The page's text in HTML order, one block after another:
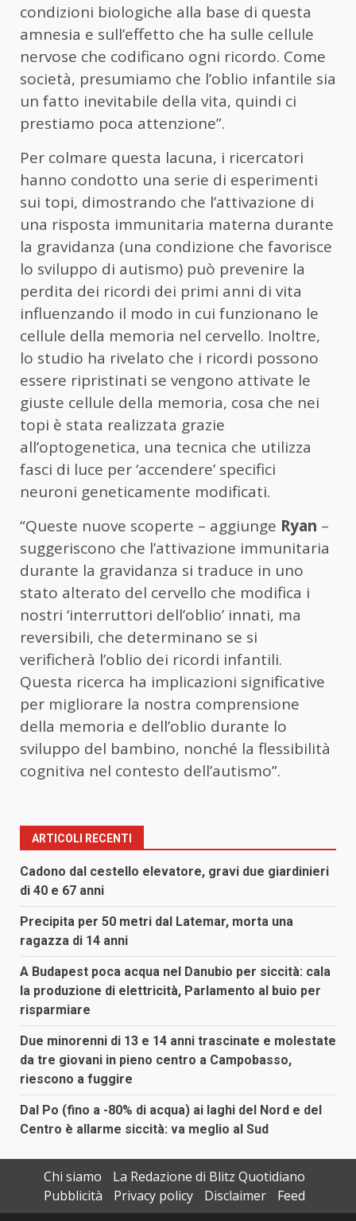
condizioni biologiche alla base di questa
amnesia e sull’effetto che ha sulle cellule
nervose che codificano ogni ricordo. Come
società, presumiamo che l’oblio infantile sia
un fatto inevitabile della vita, quindi ci
prestiamo poca attenzione”.
Per colmare questa lacuna, i ricercatori
hanno condotto una serie di esperimenti
sui topi, dimostrando che l’attivazione di
una risposta immunitaria materna durante
la gravidanza (una condizione che favorisce
lo sviluppo di autismo) può prevenire la
perdita dei ricordi dei primi anni di vita
influenzando il modo in cui funzionano le
cellule della memoria nel cervello. Inoltre,
lo studio ha rivelato che i ricordi possono
essere ripristinati se vengono attivate le
giuste cellule della memoria, cosa che nei
topi è stata realizzata grazie
all’optogenetica, una tecnica che utilizza
fasci di luce per ‘accendere’ specifici
neuroni geneticamente modificati.
“Queste nuove scoperte – aggiunge Ryan –
suggeriscono che l’attivazione immunitaria
durante la gravidanza si traduce in uno
stato alterato del cervello che modifica i
nostri ‘interruttori dell’oblio’ innati, ma
reversibili, che determinano se si
verificherà l’oblio dei ricordi infantili.
Questa ricerca ha implicazioni significative
per migliorare la nostra comprensione
della memoria e dell’oblio durante lo
sviluppo del bambino, nonché la flessibilità
cognitiva nel contesto dell’autismo”.
ARTICOLI RECENTI
Cadono dal cestello elevatore, gravi due giardinieri
di 40 e 67 anni
Precipita per 50 metri dal Latemar, morta una
ragazza di 14 anni
A Budapest poca acqua nel Danubio per siccità: cala
la produzione di elettricità, Parlamento al buio per
risparmiare
Due minorenni di 13 e 14 anni trascinate e molestate
da tre giovani in pieno centro a Campobasso,
riescono a fuggire
Dal Po (fino a -80% di acqua) ai laghi del Nord e del
Centro è allarme siccità: va meglio al Sud
Chi siamo
La Redazione di Blitz Quotidiano
Pubblicità
Privacy policy Disclaimer Feed